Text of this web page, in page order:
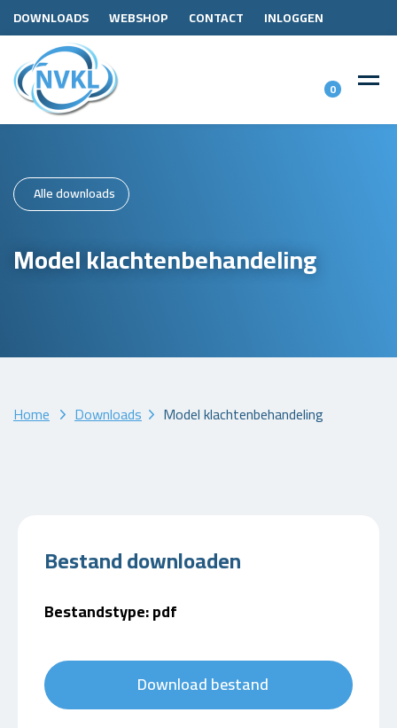
DOWNLOADS WEBSHOP CONTACT INLOGGEN
0
Alle downloads
Model klachtenbehandeling
Home Downloads Model klachtenbehandeling
Bestand downloaden
Bestandstype: pdf
Download bestand